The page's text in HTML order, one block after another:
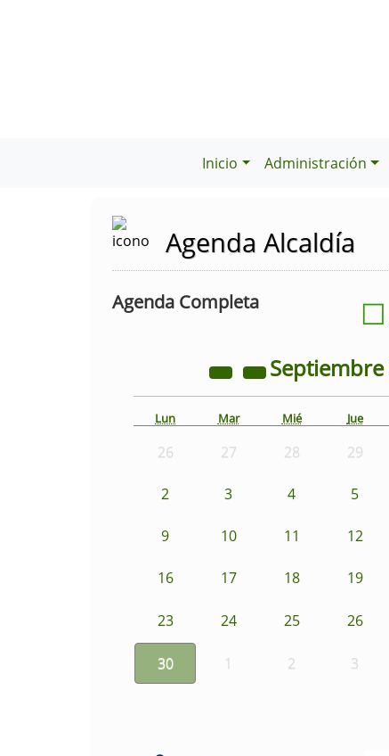
Inicio Administración
Agenda Alcaldía
Agenda Completa ☐
Septiembre
Lun Mar Mié Jue
26 27 28 29
2 3 4 5
9 10 11 12
16 17 18 19
23 24 25 26
30 1 2 3